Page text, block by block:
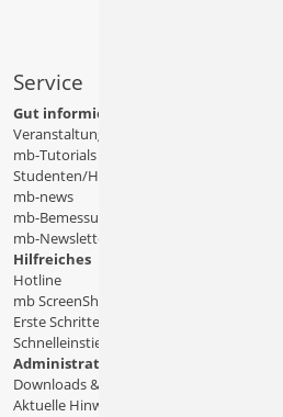
Service
Gut informiert
Veranstaltungen
mb-Tutorials
Studenten/Hochschule
mb-news
mb-Bemessungstafeln
mb-Newsletter
Hilfreiches
Hotline
mb ScreenShare
Erste Schritte
Schnelleinstiege & Doku
Administratives
Downloads & Patches
Aktuelle Hinweise